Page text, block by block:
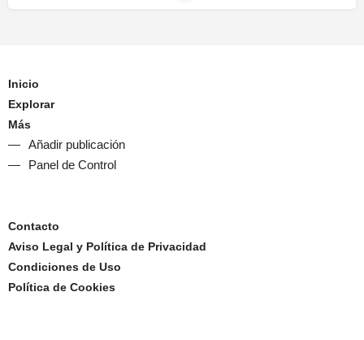
Inicio
Explorar
Más
Añadir publicación
Panel de Control
Contacto
Aviso Legal y Política de Privacidad
Condiciones de Uso
Política de Cookies